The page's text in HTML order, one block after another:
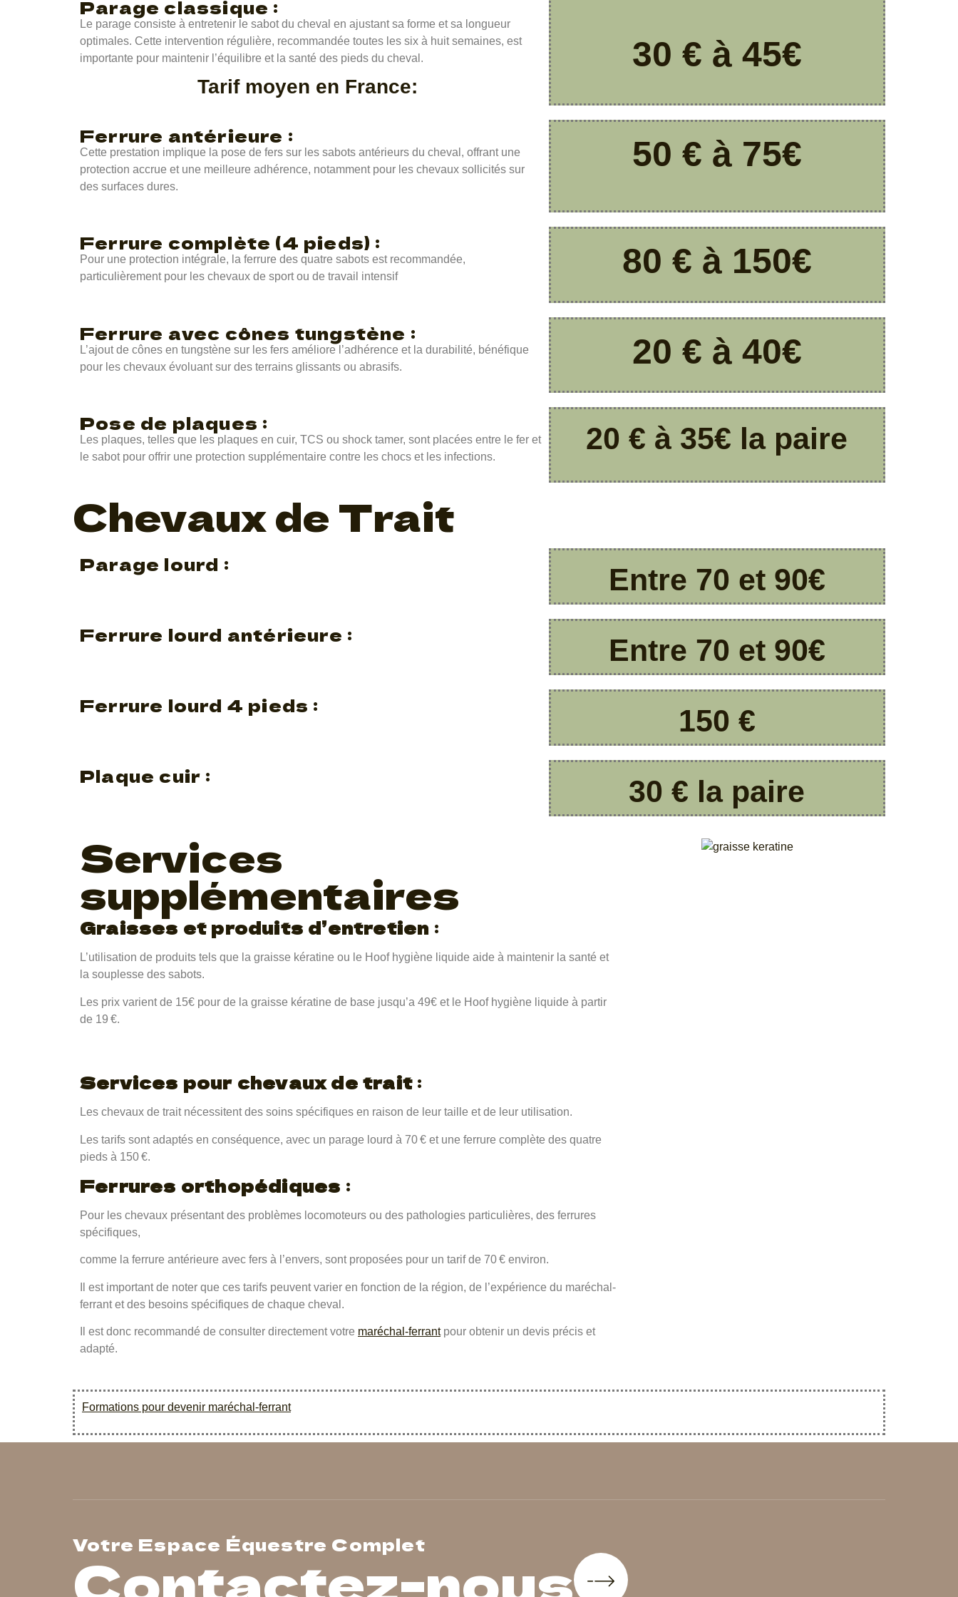
Parage classique :
Le parage consiste à entretenir le sabot du cheval en ajustant sa forme et sa longueur
optimales. Cette intervention régulière, recommandée toutes les six à huit semaines, est
importante pour maintenir l’équilibre et la santé des pieds du cheval.
Tarif moyen en France:
30 € à 45€
Ferrure antérieure :
Cette prestation implique la pose de fers sur les sabots antérieurs du cheval, offrant une
protection accrue et une meilleure adhérence, notamment pour les chevaux sollicités sur
des surfaces dures.
50 € à 75€
Ferrure complète (4 pieds) :
Pour une protection intégrale, la ferrure des quatre sabots est recommandée,
particulièrement pour les chevaux de sport ou de travail intensif
80 € à 150€
Ferrure avec cônes tungstène :
L’ajout de cônes en tungstène sur les fers améliore l’adhérence et la durabilité, bénéfique
pour les chevaux évoluant sur des terrains glissants ou abrasifs.
20 € à 40€
Pose de plaques :
Les plaques, telles que les plaques en cuir, TCS ou shock tamer, sont placées entre le fer et
le sabot pour offrir une protection supplémentaire contre les chocs et les infections.
20 € à 35€ la paire
Chevaux de Trait
Parage lourd : Entre 70 et 90€
Ferrure lourd antérieure : Entre 70 et 90€
Ferrure lourd 4 pieds : 150 €
Plaque cuir : 30 € la paire
Services
supplémentaires
Graisses et produits d’entretien :
L’utilisation de produits tels que la graisse kératine ou le Hoof hygiène liquide aide à maintenir la santé et
la souplesse des sabots.
Les prix varient de 15€ pour de la graisse kératine de base jusqu’a 49€ et le Hoof hygiène liquide à partir
de 19 €.
Services pour chevaux de trait :
Les chevaux de trait nécessitent des soins spécifiques en raison de leur taille et de leur utilisation.
Les tarifs sont adaptés en conséquence, avec un parage lourd à 70 € et une ferrure complète des quatre
pieds à 150 €.
Ferrures orthopédiques :
Pour les chevaux présentant des problèmes locomoteurs ou des pathologies particulières, des ferrures
spécifiques,
comme la ferrure antérieure avec fers à l’envers, sont proposées pour un tarif de 70 € environ.
Il est important de noter que ces tarifs peuvent varier en fonction de la région, de l’expérience du maréchal-
ferrant et des besoins spécifiques de chaque cheval.
Il est donc recommandé de consulter directement votre maréchal-ferrantpour obtenir un devis précis et
adapté.
Formations pour devenir maréchal-ferrant
Votre Espace Équestre Complet